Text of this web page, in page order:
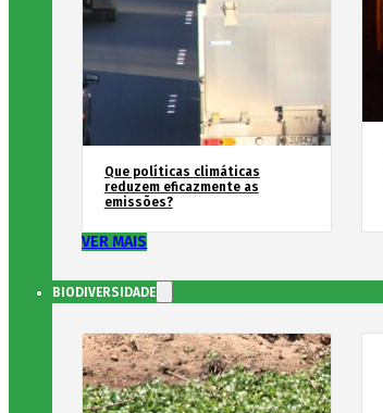
Que políticas climáticas
reduzem eficazmente as
emissões?
VER MAIS
BIODIVERSIDADE